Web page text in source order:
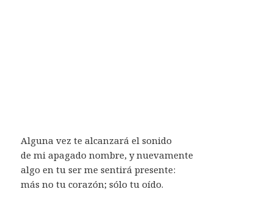
Alguna vez te alcanzará el sonido
de mi apagado nombre, y nuevamente
algo en tu ser me sentirá presente:
más no tu corazón; sólo tu oído.